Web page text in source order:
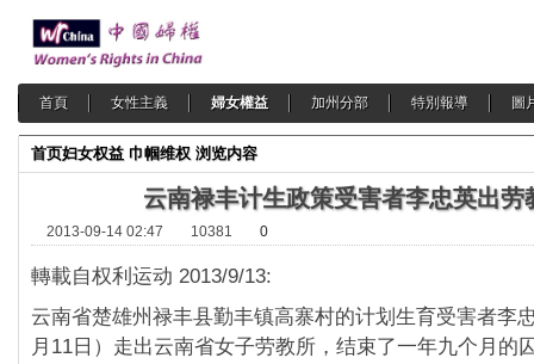
首頁 女性主義 婦女權益 加州分部 特別報導 圖
首页妇女权益 巾帼维权 浏览内容
云南禄丰计生政策受害者李忠英出劳
2013-09-14 02:47 10381 0
轉載自权利运动 2013/9/13:
云南省楚雄州禄丰县勤丰镇高寨村的计划生育受害者李
月11日）走出云南省女子劳教所，结束了一年九个月的